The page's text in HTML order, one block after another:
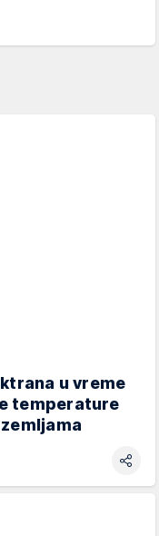
u vreme
temperature